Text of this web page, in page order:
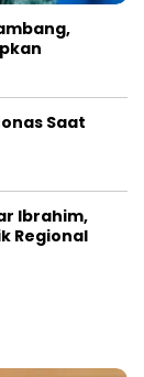
Saat
Ibrahim,
Regional